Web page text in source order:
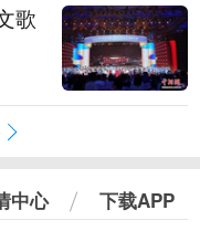
歌
中心 下载APP